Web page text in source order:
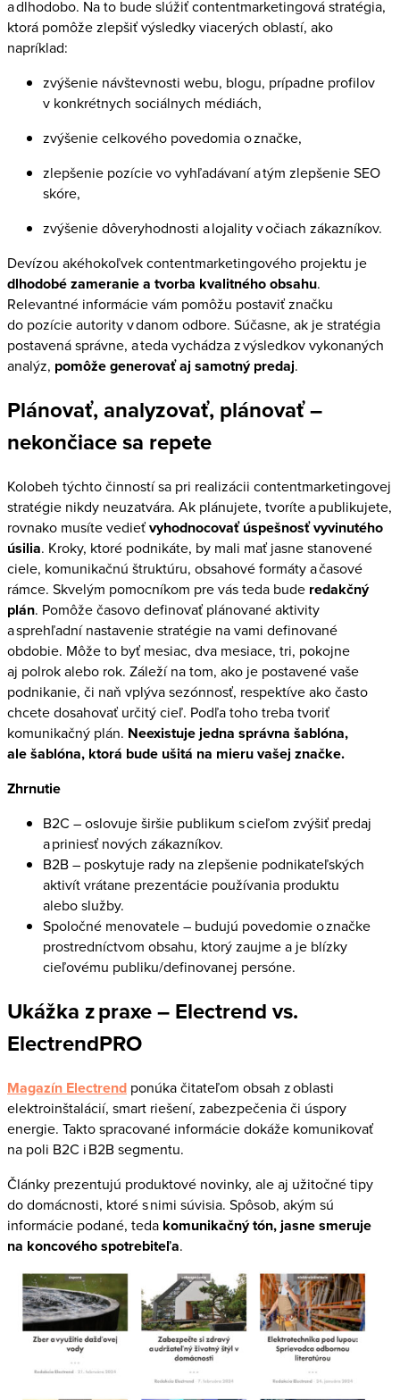
a dlhodobo. Na to bude slúžiť contentmarketingová stratégia,
ktorá pomôže zlepšiť výsledky viacerých oblastí, ako
napríklad:
zvýšenie návštevnosti webu, blogu, prípadne profilov
v konkrétnych sociálnych médiách,
zvýšenie celkového povedomia o značke,
zlepšenie pozície vo vyhľadávaní a tým zlepšenie SEO
skóre,
zvýšenie dôveryhodnosti a lojality v očiach zákazníkov.
Devízou akéhokoľvek contentmarketingového projektu je
dlhodobé zameranie a tvorba kvalitného obsahu.
Relevantné informácie vám pomôžu postaviť značku
do pozície autority v danom odbore. Súčasne, ak je stratégia
postavená správne, a teda vychádza z výsledkov vykonaných
analýz, pomôže generovať aj samotný predaj.
Plánovať, analyzovať, plánovať –
nekončiace sa repete
Kolobeh týchto činností sa pri realizácii contentmarketingovej
stratégie nikdy neuzatvára. Ak plánujete, tvoríte a publikujete,
rovnako musíte vedieťvyhodnocovať úspešnosť vyvinutého
úsilia. Kroky, ktoré podnikáte, by mali mať jasne stanovené
ciele, komunikačnú štruktúru, obsahové formáty a časové
rámce. Skvelým pomocníkom pre vás teda bude redakčný
plán. Pomôže časovo definovať plánované aktivity
a sprehľadní nastavenie stratégie na vami definované
obdobie. Môže to byť mesiac, dva mesiace, tri, pokojne
aj polrok alebo rok. Záleží na tom, ako je postavené vaše
podnikanie, či naň vplýva sezónnosť, respektíve ako často
chcete dosahovať určitý cieľ. Podľa toho treba tvoriť
komunikačný plán. Neexistuje jedna správna šablóna,
ale šablóna, ktorá bude ušitá na mieru vašej značke.
Zhrnutie
B2C – oslovuje širšie publikum s cieľom zvýšiť predaj
a priniesť nových zákazníkov.
B2B – poskytuje rady na zlepšenie podnikateľských
aktivít vrátane prezentácie používania produktu
alebo služby.
Spoločné menovatele – budujú povedomie o značke
prostredníctvom obsahu, ktorý zaujme a je blízky
cieľovému publiku/definovanej persóne.
Ukážka z praxe – Electrend vs.
ElectrendPRO
Magazín Electrend ponúka čitateľom obsah z oblasti
elektroinštalácií, smart riešení, zabezpečenia či úspory
energie. Takto spracované informácie dokáže komunikovať
na poli B2C i B2B segmentu.
Články prezentujú produktové novinky, ale aj užitočné tipy
do domácnosti, ktoré s nimi súvisia. Spôsob, akým sú
informácie podané, teda komunikačný tón, jasne smeruje
na koncového spotrebiteľa.